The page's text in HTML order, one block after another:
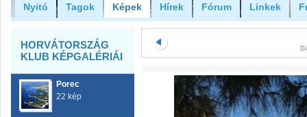
Nyitó Tagok Képek Hírek Fórum Linkek
HORVÁTORSZÁG
KLUB KÉPGALÉRIÁI
Porec
22 kép